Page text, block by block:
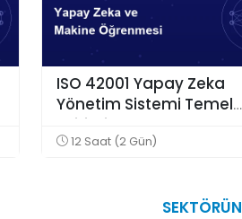
ISO 42001 Yapay Zeka
Yönetim Sistemi Temel
Eğitimi
12 Saat (2 Gün)
SEKTÖRÜN